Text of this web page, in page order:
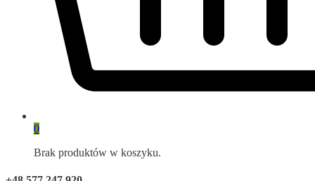
0
Brak produktów w koszyku.